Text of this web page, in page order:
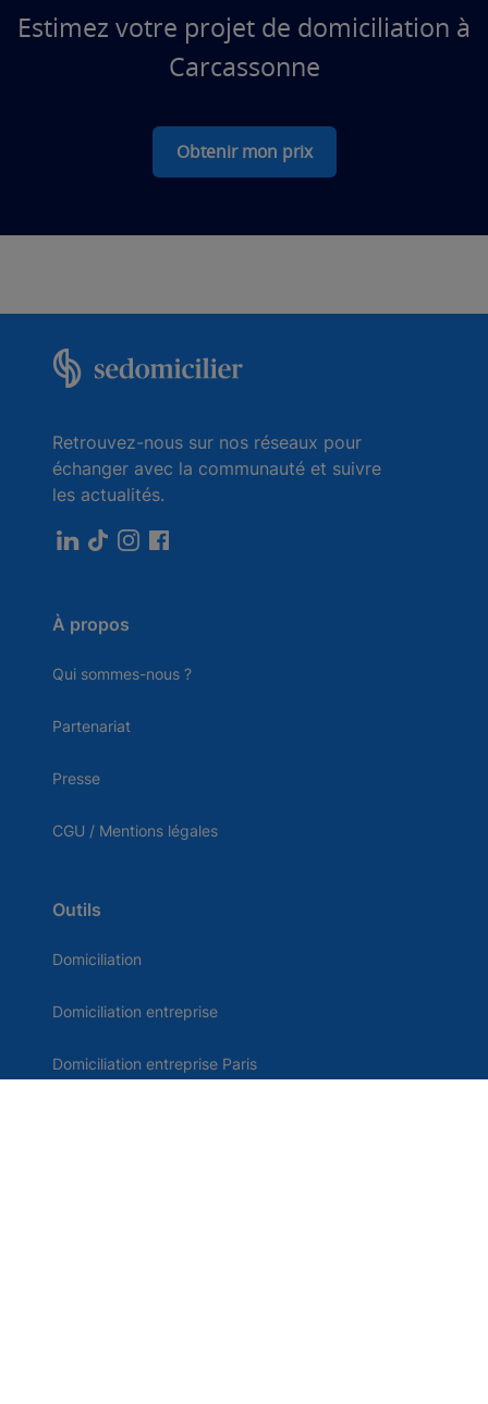
Estimez votre projet de domiciliation à
Carcassonne
Obtenir mon prix
Retrouvez-nous sur nos réseaux pour
échanger avec la communauté et suivre
les actualités.
À propos
Qui sommes-nous ?
Partenariat
Presse
CGU / Mentions légales
Outils
Domiciliation
Domiciliation entreprise
Domiciliation entreprise Paris